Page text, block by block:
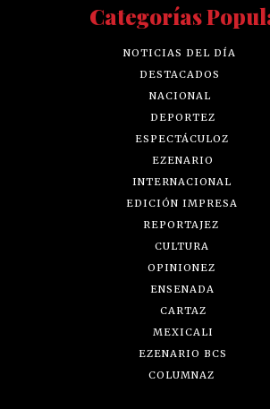
Categorías
NOTICIAS DEL DÍA
DESTACADOS
NACIONAL
DEPORTEZ
ESPECTÁCULOZ
EZENARIO
INTERNACIONAL
EDICIÓN IMPRESA
REPORTAJEZ
CULTURA
OPINIONEZ
ENSENADA
CARTAZ
MEXICALI
EZENARIO BCS
COLUMNAZ